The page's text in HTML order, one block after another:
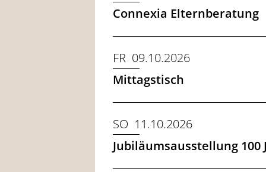
Connexia Elternberatung
FR 09.10.2026
Mittagstisch
SO 11.10.2026
Jubiläumsausstellung 100